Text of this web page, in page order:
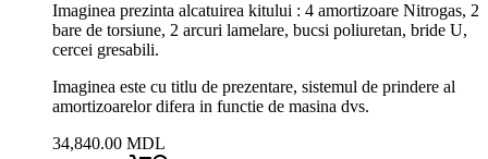
Imaginea prezinta alcatuirea kitului : 4 amortizoare Nitrogas, 2
bare de torsiune, 2 arcuri lamelare, bucsi poliuretan, bride U,
cercei gresabili.
Imaginea este cu titlu de prezentare, sistemul de prindere al
amortizoarelor difera in functie de masina dvs.
34,840.00 MDL